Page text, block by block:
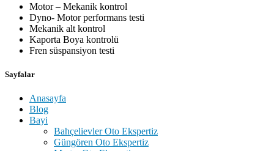
Motor – Mekanik kontrol
Dyno- Motor performans testi
Mekanik alt kontrol
Kaporta Boya kontrolü
Fren süspansiyon testi
Sayfalar
Anasayfa
Blog
Bayi
Bahçelievler Oto Ekspertiz
Güngören Oto Ekspertiz